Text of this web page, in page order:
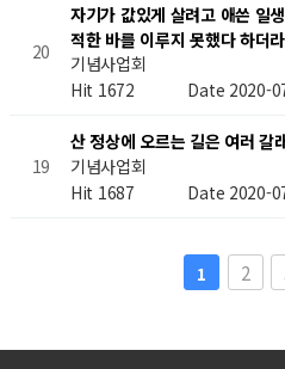
20
자기가 값있게 살려고 애쓴 일
적한 바를 이루지 못했다 하더
기념사업회
Hit 1672 Date 2020-
19
산 정상에 오르는 길은 여러 갈
기념사업회
Hit 1687 Date 2020-
1 2